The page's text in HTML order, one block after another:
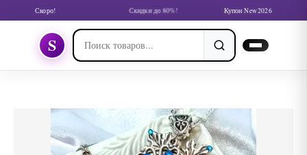
Скоро! Скидки до 80%! Купон New2026
S